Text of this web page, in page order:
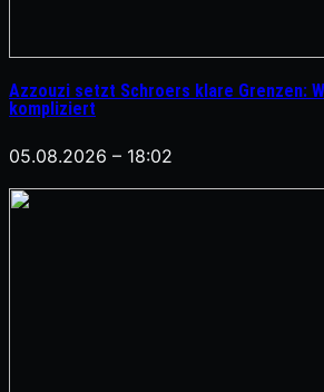
Azzouzi setzt Schroers klare Grenzen:
kompliziert
05.08.2026 – 18:02